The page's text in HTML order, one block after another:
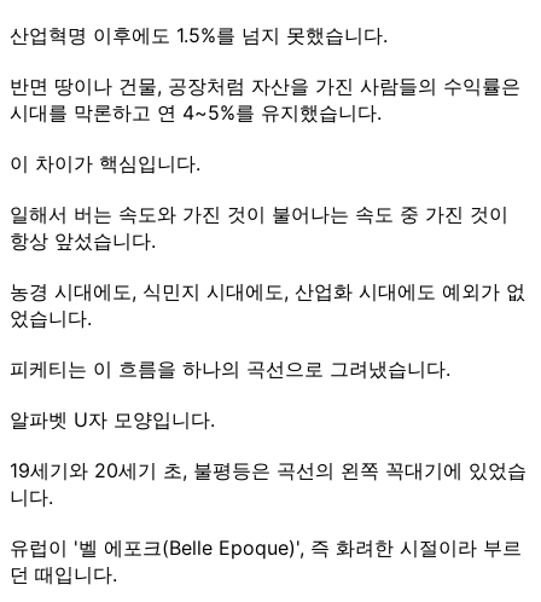
산업혁명 이후에도 1.5%를 넘지 못했습니다.
반면 땅이나 건물, 공장처럼 자산을 가진 사람들의 수익률은
시대를 막론하고 연 4~5%를 유지했습니다.
이 차이가 핵심입니다.
일해서 버는 속도와 가진 것이 불어나는 속도 중 가진 것이
항상 앞섰습니다.
농경 시대에도, 식민지 시대에도, 산업화 시대에도 예외가 없
었습니다.
피케티는 이 흐름을 하나의 곡선으로 그려냈습니다.
알파벳 U자 모양입니다.
19세기와 20세기 초, 불평등은 곡선의 왼쪽 꼭대기에 있었습
니다.
유럽이 '벨 에포크(Belle Epoque)', 즉 화려한 시절이라 부르
던 때입니다.